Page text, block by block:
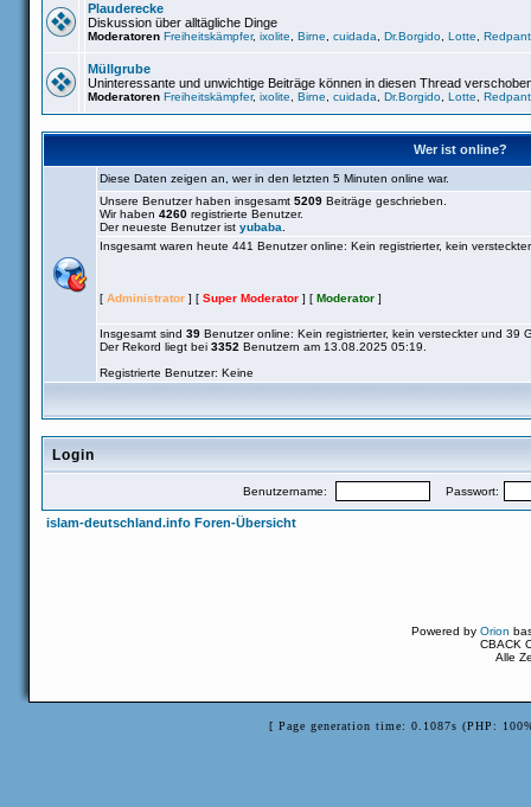
Plauderecke
Diskussion über alltägliche Dinge
Moderatoren Freiheitskämpfer, ixolite Birne cuidada Dr.Borgido Lotte
Müllgrube
Uninteressante und unwichtige Beiträge können in diesen Thread
Moderatoren Freiheitskämpfer, ixolite Birne cuidada Dr.Borgido Lotte
Wer ist online?
Diese Daten zeigen an, wer in den letzten 5 Minuten online war.
Unsere Benutzer haben insgesamt 5209 Beiträge geschrieben.
Wir haben 4260 registrierte Benutzer.
Der neueste Benutzer ist yubaba
Insgesamt waren heute 441 Benutzer online: Kein registrierter, kein
[ Administrator ] [ Super Moderator ] [ Moderator ]
Insgesamt sind 39 Benutzer online: Kein registrierter, kein versteckter und 39
Der Rekord liegt bei 3352 Benutzern am 13.08.2025 05:19.
Registrierte Benutzer: Keine
Login
Benutzername: Passwort:
islam-deutschland.info Foren-Übersicht
Powered byOrion
CBACK
Alle
[ Page generation time: 0.1087s (PHP: